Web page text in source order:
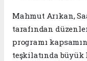
Mahmut Arıkan,
tarafından
programı
teşkilatında